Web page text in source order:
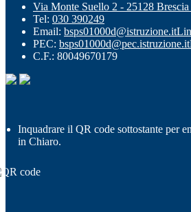
Via Monte Suello 2 - 25128
Tel: 030 390249
Email: bsps01000d@istruzione.it
PEC: bsps01000d@pec.istruzione.it
C.F.: 80049670179
Inquadrare il QR code sottostante per
in Chiaro.